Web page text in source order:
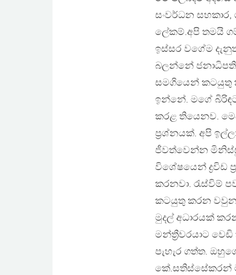
සංවර්ධන
ලේකම්.අපි තමයි
ඉස්සර වගේම
බලන්නේ
සමගියෙන් කටයුතු
ඉන්නේ. මගේ
කරළ තියෙනව.
ප්‍රශ්නයක්. අපි
ජීවත්වෙන්න
විශේෂයෙන් ද්‍රවිඩ
කරනවා. රැස්විම්
කටයුතු කරන
මුදල් අධාරයක්
මන්ත්‍රීවරයාට
පැහැර ගත්ත.
කේ.සතිස්සේකරන්